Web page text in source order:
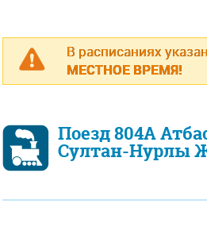
В расписаниях
МЕСТНОЕ ВРЕМЯ!
Поезд 804А
Султан-Нурлы